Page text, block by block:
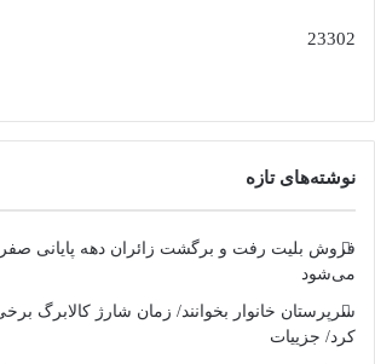
23302
نوشته‌های تازه
می‌شود
سرپرستان خانوار بخوانند/ زمان شارژ کالابرگ
کرد/ جزییات